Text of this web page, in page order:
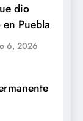
dio
Puebla
6, 2026